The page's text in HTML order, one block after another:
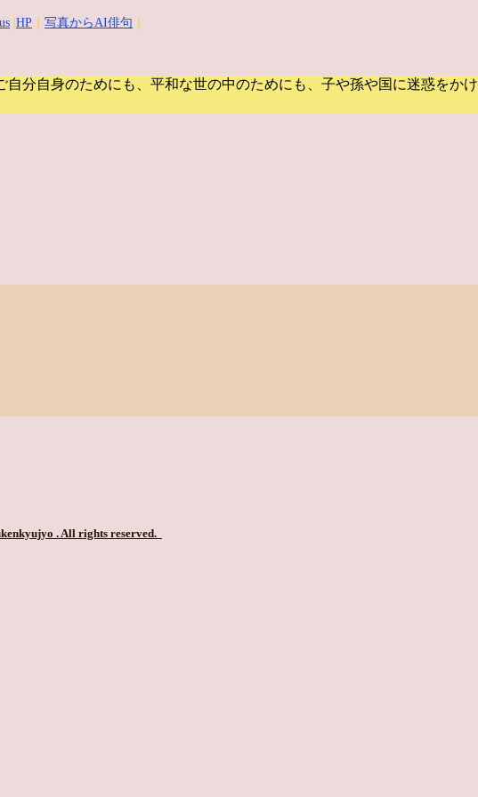
HP 写真からAI俳句
自分自身のためにも、平和な世の中のためにも、子や孫や国に迷惑をかけ
. All rights reserved.